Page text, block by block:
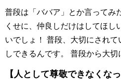
普段は「ババア」とか言ってみ
くせに、仲良しだけはしてほし
いでしょ！ 普段、大切にされて
しできるんです。 普段から大
【人として尊敬できなくなっ